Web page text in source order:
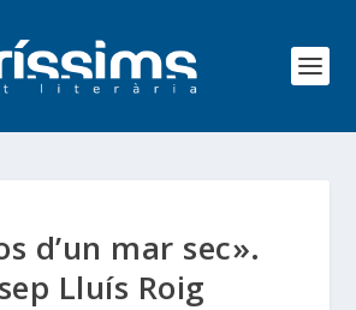
d’un mar sec».
Lluís Roig